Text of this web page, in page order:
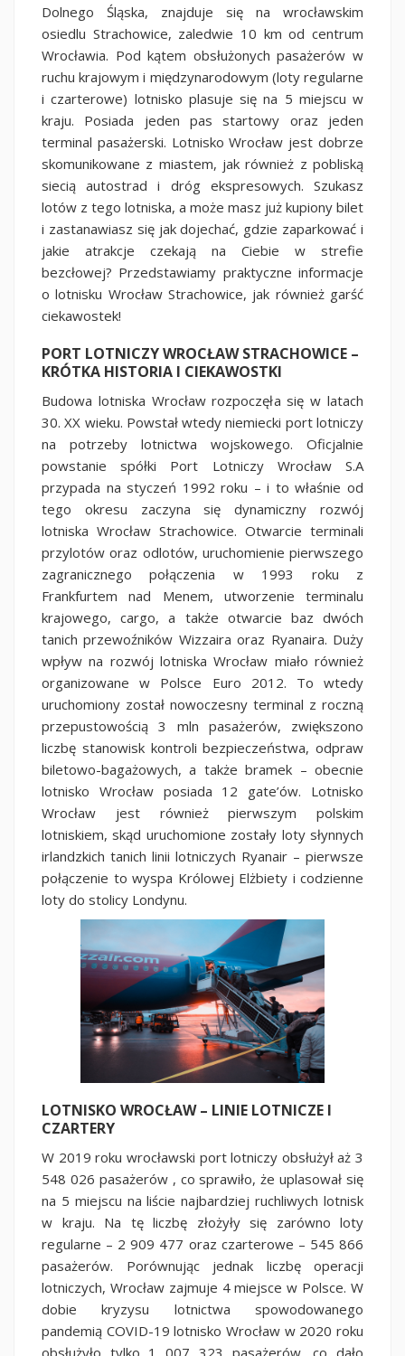
Dolnego Śląska, znajduje się na wrocławskim
osiedlu Strachowice, zaledwie 10 km od centrum
Wrocławia. Pod kątem obsłużonych pasażerów w
ruchu krajowym i międzynarodowym (loty regularne
i czarterowe) lotnisko plasuje się na 5 miejscu w
kraju. Posiada jeden pas startowy oraz jeden
terminal pasażerski. Lotnisko Wrocław jest dobrze
skomunikowane z miastem, jak również z pobliską
siecią autostrad i dróg ekspresowych. Szukasz
lotów z tego lotniska, a może masz już kupiony bilet
i zastanawiasz się jak dojechać, gdzie zaparkować i
jakie atrakcje czekają na Ciebie w strefie
bezcłowej? Przedstawiamy praktyczne informacje
o lotnisku Wrocław Strachowice, jak również garść
ciekawostek!
PORT LOTNICZY WROCŁAW STRACHOWICE –
KRÓTKA HISTORIA I CIEKAWOSTKI
Budowa lotniska Wrocław rozpoczęła się w latach
30. XX wieku. Powstał wtedy niemiecki port lotniczy
na potrzeby lotnictwa wojskowego. Oficjalnie
powstanie spółki Port Lotniczy Wrocław S.A
przypada na styczeń 1992 roku – i to właśnie od
tego okresu zaczyna się dynamiczny rozwój
lotniska Wrocław Strachowice. Otwarcie terminali
przylotów oraz odlotów, uruchomienie pierwszego
zagranicznego połączenia w 1993 roku z
Frankfurtem nad Menem, utworzenie terminalu
krajowego, cargo, a także otwarcie baz dwóch
tanich przewoźników Wizzaira oraz Ryanaira. Duży
wpływ na rozwój lotniska Wrocław miało również
organizowane w Polsce Euro 2012. To wtedy
uruchomiony został nowoczesny terminal z roczną
przepustowością 3 mln pasażerów, zwiększono
liczbę stanowisk kontroli bezpieczeństwa, odpraw
biletowo-bagażowych, a także bramek – obecnie
lotnisko Wrocław posiada 12 gate’ów. Lotnisko
Wrocław jest również pierwszym polskim
lotniskiem, skąd uruchomione zostały loty słynnych
irlandzkich tanich linii lotniczych Ryanair – pierwsze
połączenie to wyspa Królowej Elżbiety i codzienne
loty do stolicy Londynu.
LOTNISKO WROCŁAW – LINIE LOTNICZE I
CZARTERY
W 2019 roku wrocławski port lotniczy obsłużył aż 3
548 026 pasażerów , co sprawiło, że uplasował się
na 5 miejscu na liście najbardziej ruchliwych lotnisk
w kraju. Na tę liczbę złożyły się zarówno loty
regularne – 2 909 477 oraz czarterowe – 545 866
pasażerów. Porównując jednak liczbę operacji
lotniczych, Wrocław zajmuje 4 miejsce w Polsce. W
dobie kryzysu lotnictwa spowodowanego
pandemią COVID-19 lotnisko Wrocław w 2020 roku
obsłużyło tylko 1 007 323 pasażerów, co dało